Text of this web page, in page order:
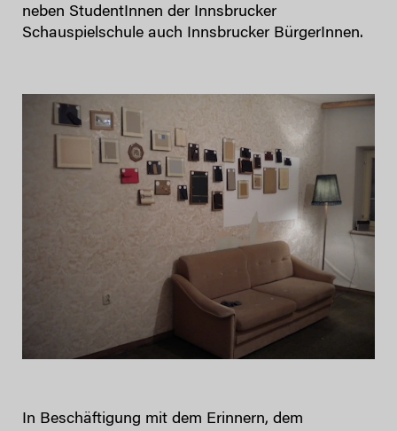
neben StudentInnen der Innsbrucker
Schauspielschule auch Innsbrucker BürgerInnen.
In Beschäftigung mit dem Erinnern, dem